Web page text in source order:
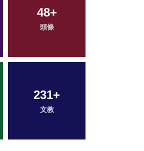
2+
大陸
66+
宗教